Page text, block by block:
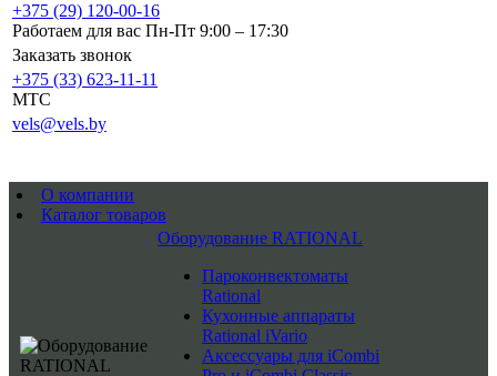
+375 (29) 120-00-16
Работаем для вас Пн-Пт 9:00 – 17:30
Заказать звонок
+375 (33) 623-11-11
MTC
vels@vels.by
О компании
Каталог товаров
Оборудование RATIONAL
Пароконвектоматы
Rational
Кухонные аппараты
Rational iVario
Аксессуары для iCombi